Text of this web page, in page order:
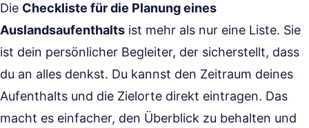
Die Checkliste für die Planung eines
Auslandsaufenthalts ist mehr als nur eine Liste. Sie
ist dein persönlicher Begleiter, der sicherstellt, dass
du an alles denkst. Du kannst den Zeitraum deines
Aufenthalts und die Zielorte direkt eintragen. Das
macht es einfacher, den Überblick zu behalten und